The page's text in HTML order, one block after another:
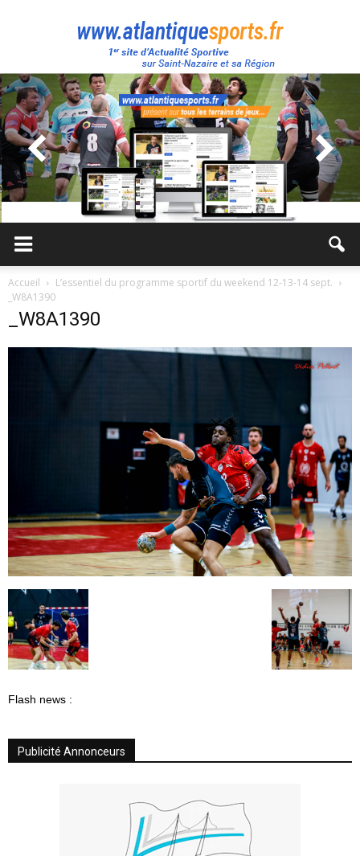
Atlantique
Sport
Accueil
L’essentiel du programme sportif du weekend 12-13-14 sept.
_W8A1390
_W8A1390
Flash news :
Publicité Annonceurs